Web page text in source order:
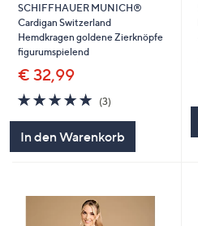
SCHIFFHAUER MUNICH®
Cardigan Switzerland
Hemdkragen goldene Zierknöpfe
figurumspielend
€ 32,99
5.0
von
5
(3)
In den Warenkorb